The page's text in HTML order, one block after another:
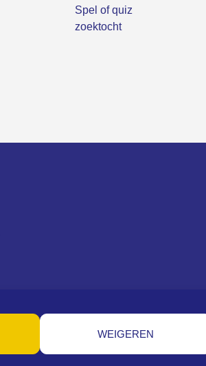
WEIGEREN
Spel of quiz
zoektocht